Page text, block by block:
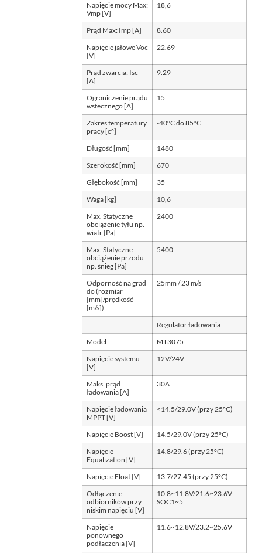
Napięcie mocy Max:
Vmp [V]
18,6
Prąd Max: Imp [A] 8.60
Napięcie jałowe Voc
[V]
22.69
Prąd zwarcia: Isc
[A]
9.29
Ograniczenie prądu
wstecznego [A]
15
Zakres temperatury
pracy [c°]
-40°C do 85°C
Długość [mm] 1480
Szerokość [mm] 670
Głębokość [mm] 35
Waga [kg] 10,6
Max. Statyczne
obciążenie tyłu np.
wiatr [Pa]
2400
Max. Statyczne
obciążenie przodu
np. śnieg [Pa]
5400
Odporność na grad
do (rozmiar
[mm]/prędkość
[m/s])
25mm / 23 m/s
Regulator ładowania
Model MT3075
Napięcie systemu
[V]
12V/24V
Maks. prąd
ładowania [A]
30A
Napięcie ładowania
MPPT [V]
<14.5/29.0V (przy 25°C)
Napięcie Boost [V] 14.5/29.0V (przy 25°C)
Napięcie
Equalization [V]
14.8/29.6 (przy 25°C)
Napięcie Float [V] 13.7/27.45 (przy 25°C)
Odłączenie
odbiorników przy
niskim napięciu [V]
10.8~11.8V/21.6~23.6V
SOC1~5
Napięcie
ponownego
podłączenia [V]
11.6~12.8V/23.2~25.6V